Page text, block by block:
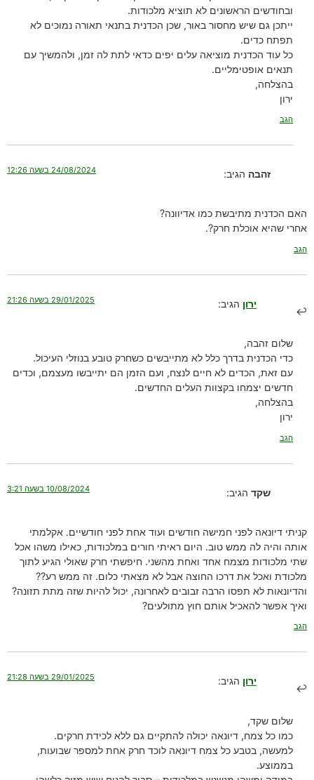
ובחודשים הראשונים לא תוציא מלכודות.
ייתכן גם שיש מחסור באור, שכן הכדנית בתנאי תאורה נמוכים לא
תפתח כדים.
כל עוד הכדנית מוציאה עלים יפים כדאי לתת לה זמן, ולהמשיך עם
תנאים אופטימליים.
בהצלחה,
ירון
הגב
זהבה הגיב: 24/08/2024 בשעה 12:26
האם הכדנית מתיבשת כמו אדיוונה?
אחרי שהיא אוכלת חרק?.
הגב
ירון הגיב: 29/01/2025 בשעה 21:26
שלום זהבה,
כדי הכדנית בדרך כלל לא מתייבשים כשחרק טובע בנוזלי העיכול.
עם זאת, הכדים לא חיים לנצח, ועם הזמן הם יתייבשו מעצמם, וכדים
חדשים יצמחו בקצוות העלים החדשים.
בהצלחה,
ירון
הגב
שקד הגיב: 10/08/2024 בשעה 3:21
קניתי דיונאה לפני חמישה חודשים ועוד אחת לפני חודשיים. אקלמתי
אותה והיה לה ממש טוב. היום ראיתי חורים במלכודות, כאילו משהו אכל
שתי מלכודות מצמח אחד ואחת מהשני. חיפשתי חרק שאולי הגיע לתוך
מלכודת ואכל את דרכו החוצה אבל לא מצאתי כלום. זה ממש רע??
והדיונאות לא תפסו הרבה זבובים לאחרונה, יכול להיות שזה מתת תזונה?
ואיך אפשר להאכיל אותם חוץ מתולעים?
הגב
ירון הגיב: 29/01/2025 בשעה 21:28
שלום שקד,
כמו כל צמח, דיונאה יכולה להתקיים גם ללא לכידת חרקים.
למעשה, בטבע כל צמח דיונאה לוכד חרק אחת למספר שבועות,
בממוצע.